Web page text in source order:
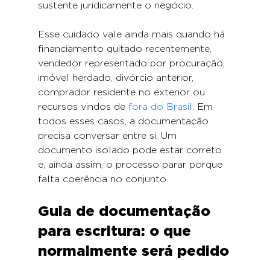
sustente juridicamente o negócio.
Esse cuidado vale ainda mais quando há
financiamento quitado recentemente,
vendedor representado por procuração,
imóvel herdado, divórcio anterior,
comprador residente no exterior ou
recursos vindos de fora do Brasil . Em
todos esses casos, a documentação
precisa conversar entre si. Um
documento isolado pode estar correto
e, ainda assim, o processo parar porque
falta coerência no conjunto.
Guia de documentação
para escritura: o que
normalmente será pedido